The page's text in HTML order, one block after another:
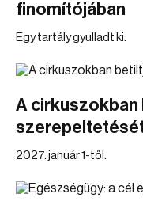
finomítójában
Egy tartály gyulladt ki.
A cirkuszokban
2027. január 1-től.